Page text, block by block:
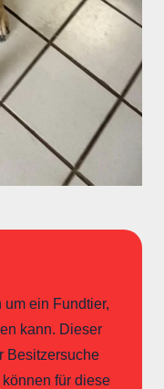
ein Fundtier,
kann. Dieser
Besitzersuche
für diese